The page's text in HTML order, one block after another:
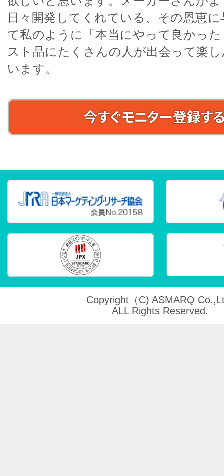
日々開発してくれている、その恩恵
て私のように「本当にやって良かっ
スト品にたくさんの人が出会って楽
います。
Copyright（C) ASMARQ
ALL Rights Reserved.